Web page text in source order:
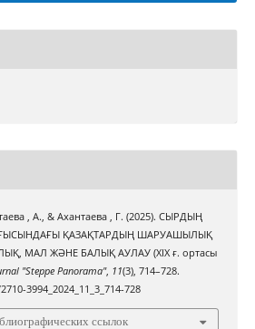
, А., & Ахантаева , Г. (2025). СЫРДЫҢ
ҚАЗАҚТАРДЫҢ ШАРУАШЫЛЫҚ
МАЛ ЖӘНЕ БАЛЫҚ АУЛАУ (ХIХ ғ. ортасы
"Steppe Panorama", 11(3), 714–728.
3994_2024_11_3_714-728
ссылок